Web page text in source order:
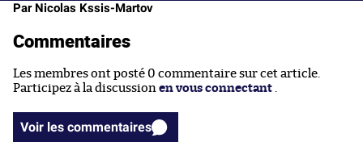
Par Nicolas Kssis-Martov
Commentaires
Les membres ont posté 0 commentaire sur cet article.
Participez à la discussion en vous connectant
Voir les commentaires